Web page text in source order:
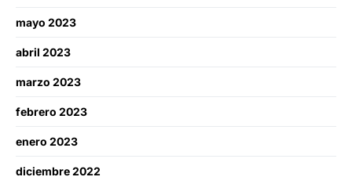
mayo 2023
abril 2023
marzo 2023
febrero 2023
enero 2023
diciembre 2022